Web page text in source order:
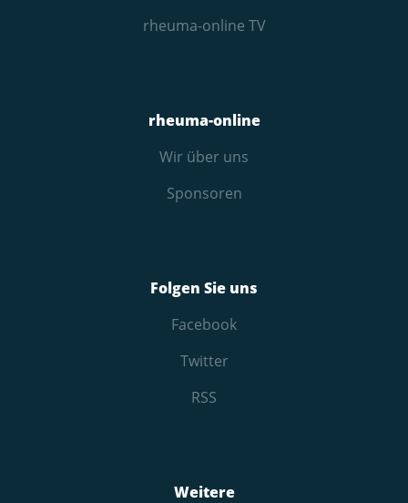
rheuma-online TV
rheuma-online
Wir über uns
Sponsoren
Folgen Sie uns
Facebook
Twitter
RSS
Weitere